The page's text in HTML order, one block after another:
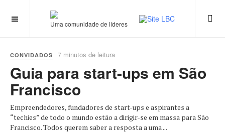
Uma comunidade de líderes
CONVIDADOS 7 minutos de leitura
Guia para start-ups em São
Francisco
Empreendedores, fundadores de start-ups e aspirantes a
“techies” de todo o mundo estão a dirigir-se em massa para São
Francisco. Todos querem saber a resposta a uma ...